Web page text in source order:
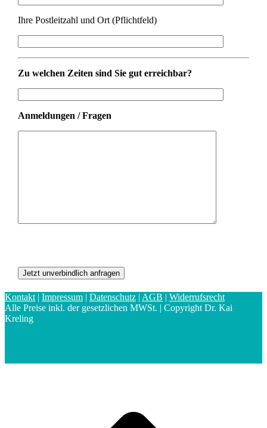
Ihre Postleitzahl und Ort (Pflichtfeld)
Zu welchen Zeiten sind Sie gut erreichbar?
Anmeldungen / Fragen
Kontakt| Impressum | Datenschutz | AGB | Widerrufsrecht
Alle Preise inkl. der gesetzlichen MWSt. | Copyright Dr. Kai
Kreling